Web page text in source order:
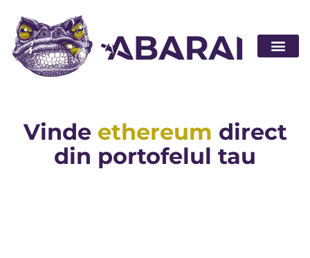
Vinde ethereum direct
din portofelul tau